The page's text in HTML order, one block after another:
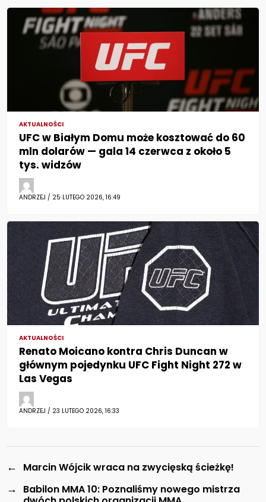
AKTUALNOŚCI
UFC w Białym Domu może kosztować do 60
mln dolarów — gala 14 czerwca z około 5
tys. widzów
ANDRZEJ / 25 LUTEGO 2026, 16:49
AKTUALNOŚCI
Renato Moicano kontra Chris Duncan w
głównym pojedynku UFC Fight Night 272 w
Las Vegas
ANDRZEJ / 23 LUTEGO 2026, 16:33
← Marcin Wójcik wraca na zwycięską ścieżkę!
→
Babilon MMA 10: Poznaliśmy nowego mistrza